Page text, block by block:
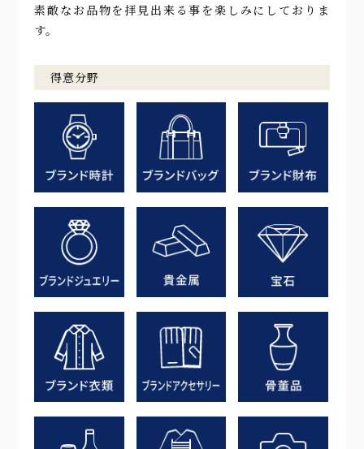
素敵なお品物を拝見出来る事を楽しみにしておりま
す。
得意分野